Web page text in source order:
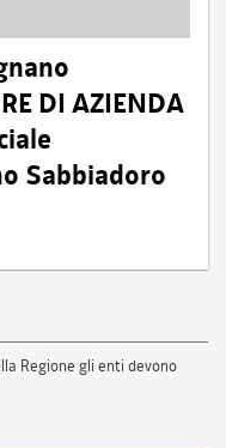
DI AZIENDA
Sabbiadoro
Regione gli enti devono